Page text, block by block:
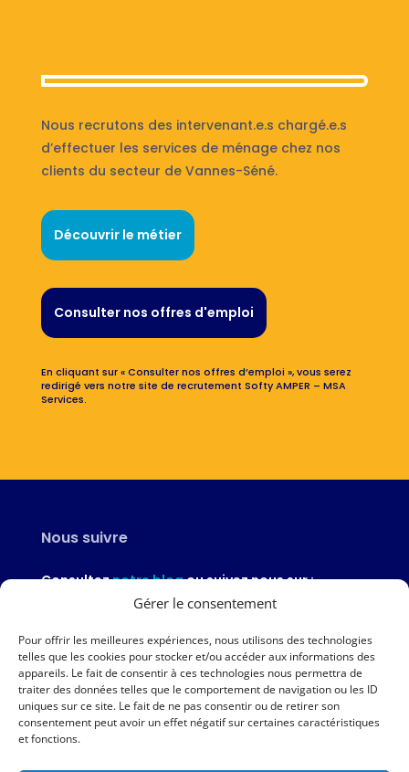
Gérer le consentement
Pour offrir les meilleures expériences, nous utilisons des technologies
telles que les cookies pour stocker et/ou accéder aux informations des
appareils. Le fait de consentir à ces technologies nous permettra de
traiter des données telles que le comportement de navigation ou les ID
uniques sur ce site. Le fait de ne pas consentir ou de retirer son
consentement peut avoir un effet négatif sur certaines caractéristiques
et fonctions.
Nous recrutons des intervenant.e.s chargé.e.s
d’effectuer les services de ménage chez nos
clients du secteur de Vannes-Séné.
Découvrir le métier
Consulter nos offres d'emploi
En cliquant sur « Consulter nos offres d’emploi », vous serez
redirigé vers notre site de recrutement Softy AMPER – MSA
Services.
Nous suivre
Consulteznotre blogou suivez nous sur :
Nous contacter
02 97 46 51 97